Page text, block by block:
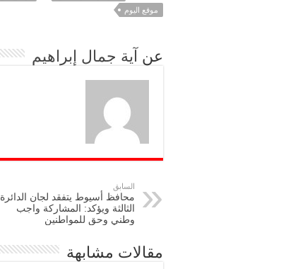
موقع اليوم
عن آية جمال إبراهيم
السابق
محافظ أسيوط يتفقد لجان الدائرة
الثالثة ويؤكد: المشاركة واجب
وطني وحق للمواطنين
مقالات مشابهة